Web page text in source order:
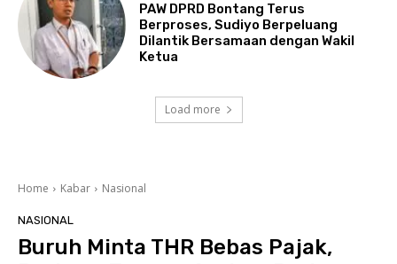
PAW DPRD Bontang Terus
Berproses, Sudiyo Berpeluang
Dilantik Bersamaan dengan Wakil
Ketua
Load more